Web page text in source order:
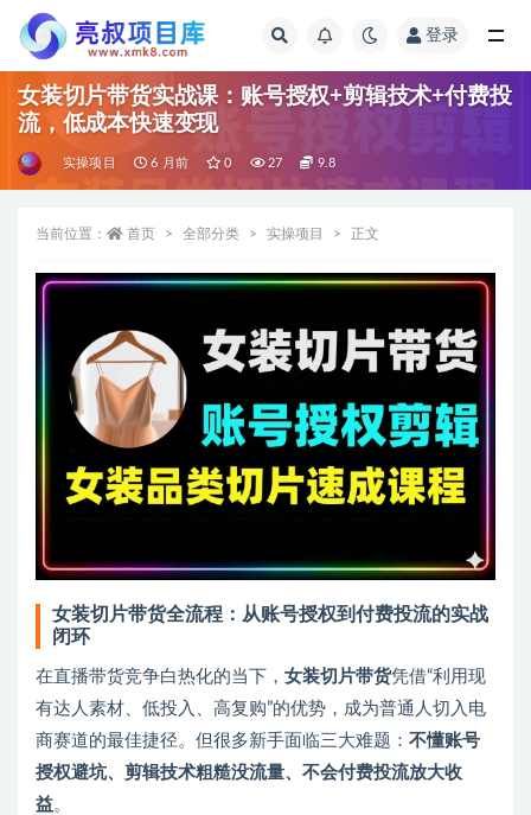
登录
女装切片带货实战课：账号授权+剪辑技术+付费投
流，低成本快速变现
实操项目 6 月前 0 27 9.8
当前位置： 首页 全部分类 实操项目 正文
女装切片带货全流程：从账号授权到付费投流的实战
闭环
在直播带货竞争白热化的当下， 女装切片带货凭借“利用现
有达人素材、低投入、高复购”的优势，成为普通人切入电
商赛道的最佳捷径。但很多新手面临三大难题： 不懂账号
授权避坑、剪辑技术粗糙没流量、不会付费投流放大收
益。